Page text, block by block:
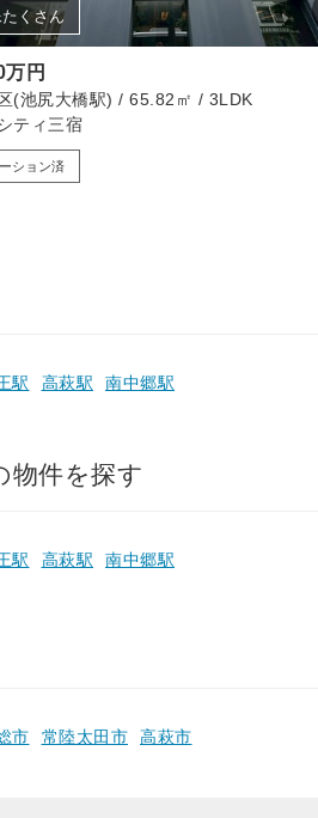
くさん
円
(池尻大橋駅) / 65.82㎡ / 3LDK
ティ三宿
ション済
駅 高萩駅 南中郷駅
物件を探す
駅 高萩駅 南中郷駅
市 常陸太田市 高萩市